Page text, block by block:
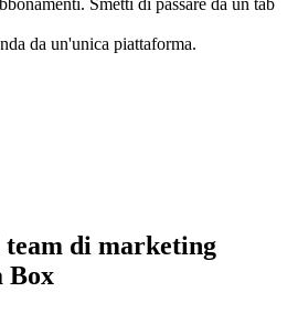
Smetti di passare da un tab
da un'unica piattaforma.
team di marketing
Box